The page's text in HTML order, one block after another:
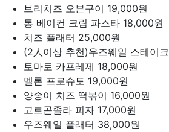
브리치즈 오븐구이 19,000원
통 베이컨 크림 파스타 18,000원
치즈 플래터 25,000원
(2人이상 추천)우즈웨일 스테이크
토마토 카프레제 18,000원
멜론 프로슈토 19,000원
양송이 치즈 떡볶이 16,000원
고르곤졸라 피자 17,000원
우즈웨일 플래터 38,000원